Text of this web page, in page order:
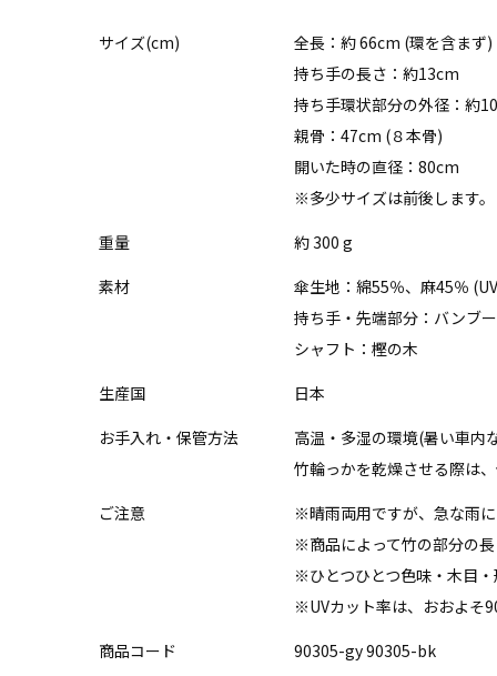
サイズ(cm)
全長：約 66cm (環を含まず)
持ち手の長さ：約13cm
持ち手環状部分の外径：約
親骨：47cm (８本骨)
開いた時の直径：80cm
※多少サイズは前後します。
重量
約 300 g
素材
傘生地：綿55％、麻45％
持ち手・先端部分：バンブー
シャフト：樫の木
生産国
日本
お手入れ・保管方法
高温・多湿の環境(暑い車内
竹輪っかを乾燥させる際は
ご注意
※晴雨両用ですが、急な雨
※商品によって竹の部分の
※ひとつひとつ色味・木目
※UVカット率は、おおよそ
商品コード
90305-gy 90305-bk